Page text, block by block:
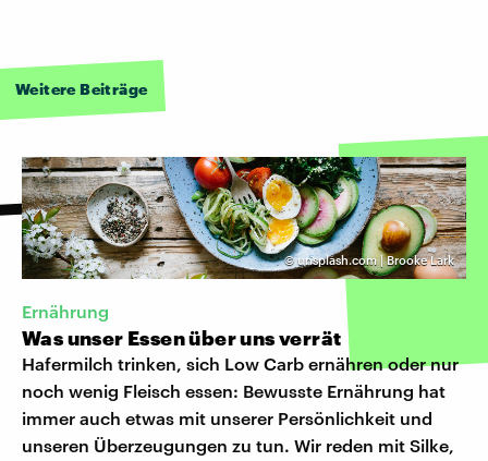
Weitere Beiträge
©unsplash.com | Brooke Lark
Ernährung
Was unser Essen über uns verrät
Hafermilch trinken, sich Low Carb ernähren oder nur
noch wenig Fleisch essen: Bewusste Ernährung hat
immer auch etwas mit unserer Persönlichkeit und
unseren Überzeugungen zu tun. Wir reden mit Silke,